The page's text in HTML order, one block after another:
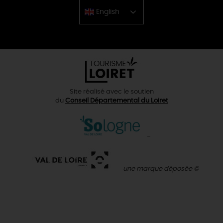
English
Chinese
Site réalisé avec le soutien
du Conseil Départemental du Loiret
une marque déposée ©